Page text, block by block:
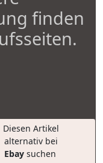
finden
Diesen Artikel
alternativ bei
Ebay suchen